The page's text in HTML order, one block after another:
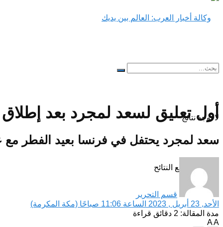
لا توجد نتائج
مشاهدة جميع النتائح
أول تعليق لسعد لمجرد بعد
سعد لمجرد يحتفل في فرنسا بعيد الفطر
قسم التحرير
الأحد, 23 أبريل , 2023 الساعة 11:06 صباحًا (مكة المكرمة)
مدة المقالة: 2 دقائق قراءة
AA